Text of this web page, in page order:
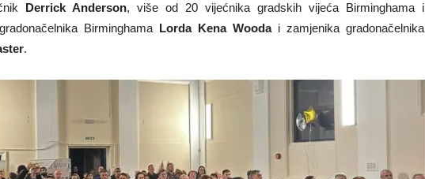
Derrick Anderson, više od 20 vijećnika gradskih vijeća Birminghama i
Birminghama Lorda Kena Woodai zamjenika gradonačelnika
.